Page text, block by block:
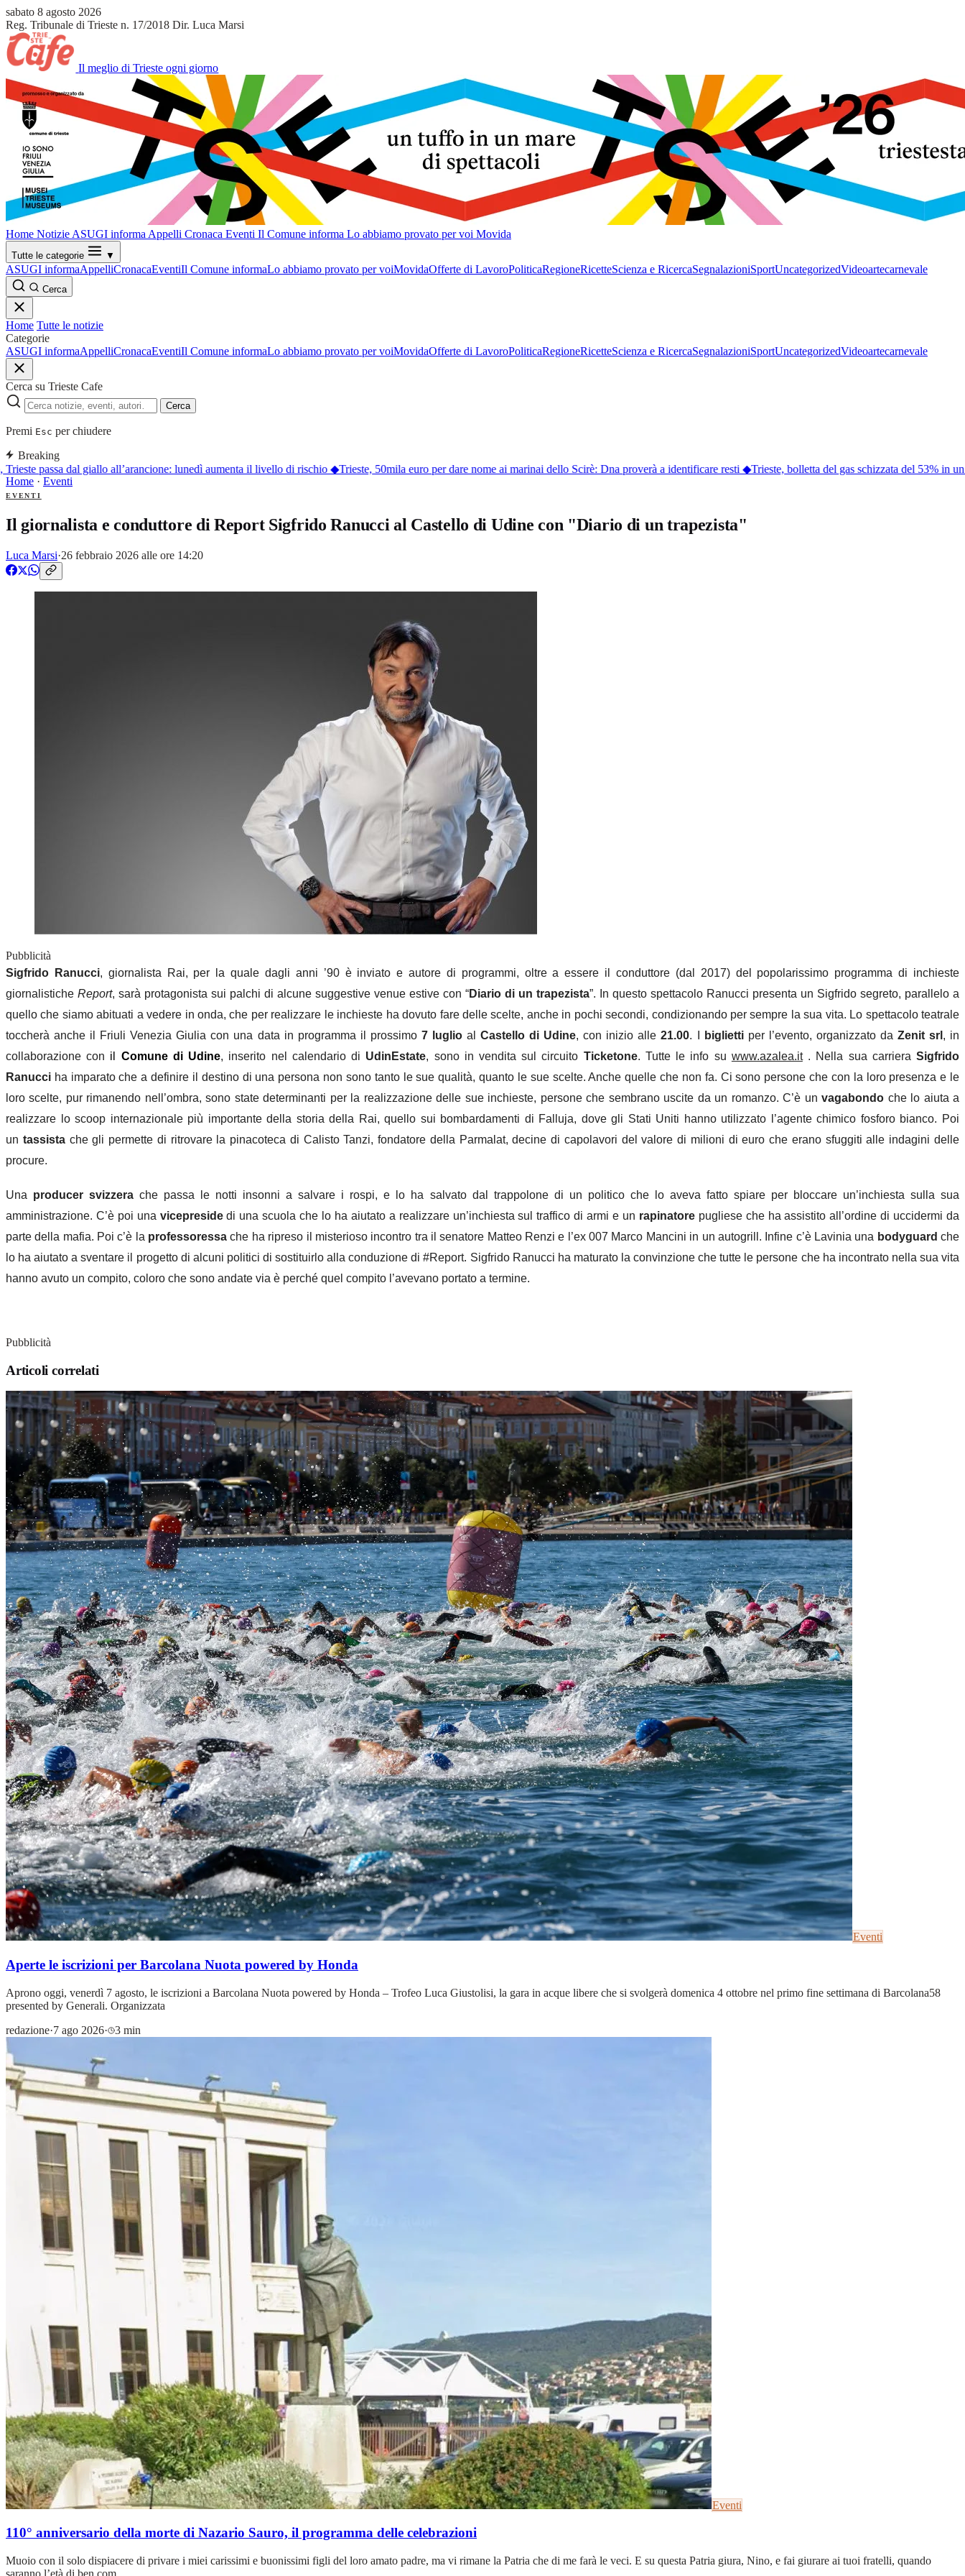
sabato 8 agosto 2026
Reg. Tribunale di Trieste n. 17/2018 Dir. Luca Marsi
Il meglio di Trieste ogni giorno
Home Notizie ASUGI informa Appelli Cronaca Eventi Il Comune informa Lo abbiamo provato per voi Movida
Tutte le categorie ▼
ASUGI informaAppelliCronacaEventiIl Comune informaLo abbiamo provato per voiMovidaOfferte di LavoroPoliticaRegioneRicetteScienza e RicercaSegnalazioniSportUncategorizedVideoartecarnevale
Cerca
Home Tutte le notizie
Categorie
ASUGI informaAppelliCronacaEventiIl Comune informaLo abbiamo provato per voiMovidaOfferte di LavoroPoliticaRegioneRicetteScienza e RicercaSegnalazioniSportUncategorizedVideoartecarnevale
Cerca su Trieste Cafe
Cerca
Premi Esc per chiudere
Breaking
passa dal giallo all’arancione: lunedì aumenta il livello di rischio◆ Trieste, 50mila euro per dare nome ai marinai dello Scirè: Dna proverà a identificare resti◆ Trieste, bolletta del gas schizzata del 53% in un
Home · Eventi
EVENTI
Il giornalista e conduttore di Report Sigfrido Ranucci al Castello di Udine con "Diario di un trapezista"
Luca Marsi·26 febbraio 2026 alle ore 14:20
Pubblicità
Sigfrido Ranucci, giornalista Rai, per la quale dagli anni ’90 è inviato e autore di programmi, oltre a essere il conduttore (dal 2017) del popolarissimo programma di inchieste
giornalistiche Report, sarà protagonista sui palchi di alcune suggestive venue estive con “Diario di un trapezista”. In questo spettacolo Ranucci presenta un Sigfrido segreto, parallelo a
quello che siamo abituati a vedere in onda, che per realizzare le inchieste ha dovuto fare delle scelte, anche in pochi secondi, condizionando per sempre la sua vita. Lo spettacolo teatrale
toccherà anche il Friuli Venezia Giulia con una data in programma il prossimo 7 luglioalCastello di Udine, con inizio alle21.00. I bigliettiper l’evento, organizzato da Zenit srl , in
collaborazione con il Comune di Udine, inserito nel calendario di UdinEstate, sono in vendita sul circuito Ticketone. Tutte le info su www.azalea.it. Nella sua carrieraSigfrido
Ranucci ha imparato che a definire il destino di una persona non sono tanto le sue qualità, quanto le sue scelte. Anche quelle che non fa. Ci sono persone che con la loro presenza e le
loro scelte, pur rimanendo nell’ombra, sono state determinanti per la realizzazione delle sue inchieste, persone che sembrano uscite da un romanzo. C’è unvagabondo che lo aiuta a
realizzare lo scoop internazionale più importante della storia della Rai, quello sui bombardamenti di Falluja, dove gli Stati Uniti hanno utilizzato l’agente chimico fosforo bianco. Poi
un tassistache gli permette di ritrovare la pinacoteca di Calisto Tanzi, fondatore della Parmalat, decine di capolavori del valore di milioni di euro che erano sfuggiti alle indagini delle
procure.
Una producer svizzera che passa le notti insonni a salvare i rospi, e lo ha salvato dal trappolone di un politico che lo aveva fatto spiare per bloccare un’inchiesta sulla sua
amministrazione. C’è poi una vicepresidedi una scuola che lo ha aiutato a realizzare un’inchiesta sul traffico di armi e un rapinatore pugliese che ha assistito all’ordine di uccidermi da
parte della mafia. Poi c’è la professoressa che ha ripreso il misterioso incontro tra il senatore Matteo Renzi e l’ex 007 Marco Mancini in un autogrill. Infine c’è Lavinia una bodyguardche
lo ha aiutato a sventare il progetto di alcuni politici di sostituirlo alla conduzione di #Report. Sigfrido Ranucci ha maturato la convinzione che tutte le persone che ha incontrato nella sua vita
hanno avuto un compito, coloro che sono andate via è perché quel compito l’avevano portato a termine.
Pubblicità
Articoli correlati
Eventi
Aperte le iscrizioni per Barcolana Nuota powered by Honda
Aprono oggi, venerdì 7 agosto, le iscrizioni a Barcolana Nuota powered by Honda – Trofeo Luca Giustolisi, la gara in acque libere che si svolgerà domenica 4 ottobre nel primo fine settimana di Barcolana58
presented by Generali. Organizzata
redazione·7 ago 2026· 3 min
Eventi
110° anniversario della morte di Nazario Sauro, il programma delle celebrazioni
Muoio con il solo dispiacere di privare i miei carissimi e buonissimi figli del loro amato padre, ma vi rimane la Patria che di me farà le veci. E su questa Patria giura, Nino, e fai giurare ai tuoi fratelli, quando